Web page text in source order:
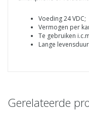
Voeding 24 VDC;
Vermogen per
Te gebruiken
Lange
Gerelateerde